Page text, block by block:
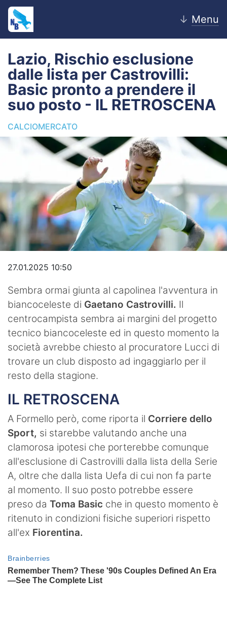
↓ Menu
Home
News
Editoriale
Pagelle
Settore Giovanile
Lazio Women
Calciomercato
Video
Lazio, Rischio esclusione
dalle lista per Castrovilli:
Basic pronto a prendere il
suo posto - IL RETROSCENA
CALCIOMERCATO
27.01.2025 10:50
Sembra ormai giunta al capolinea l'avventura in
biancoceleste di Gaetano Castrovilli. Il
centrocampista sembra ai margini del progetto
tecnico biancoceleste ed in questo momento la
società avrebbe chiesto al procuratore Lucci di
trovare un club disposto ad ingaggiarlo per il
resto della stagione.
IL RETROSCENA
A Formello però, come riporta il Corriere dello
Sport, si starebbe valutando anche una
clamorosa ipotesi che porterebbe comunque
all'esclusione di Castrovilli dalla lista della Serie
A, oltre che dalla lista Uefa di cui non fa parte
al momento. Il suo posto potrebbe essere
preso da Toma Basic che in questo momento è
ritenuto in condizioni fisiche superiori rispetto
all'ex Fiorentina.